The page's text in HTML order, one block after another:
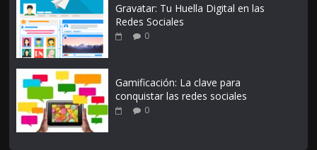
Gravatar: Tu Huella Digital en las
Redes Sociales
0
Gamificación: La clave para
conquistar las redes sociales
0